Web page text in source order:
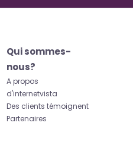
Qui sommes-
nous?
A propos
d'internetvista
Des clients témoignent
Partenaires